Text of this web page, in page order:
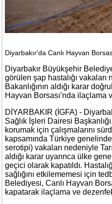
Diyarbakır'da Canlı Hayvan
Diyarbakır Büyükşehir
görülen şap hastalığı vakaları
Bakanlığının aldığı karar
Hayvan Borsası’nda ilaçlama
DİYARBAKIR (İGFA) -
Sağlık İşleri Dairesi
korumak için çalışmalarını
kapsamında Türkiye
serotipi) vakaları nedeniyle
aldığı karar uyarınca ülke
geçici olarak kapatıldı.
sağlığını etkilememesi için
Belediyesi, Canlı Hayvan
kapatarak ilaçlama ve